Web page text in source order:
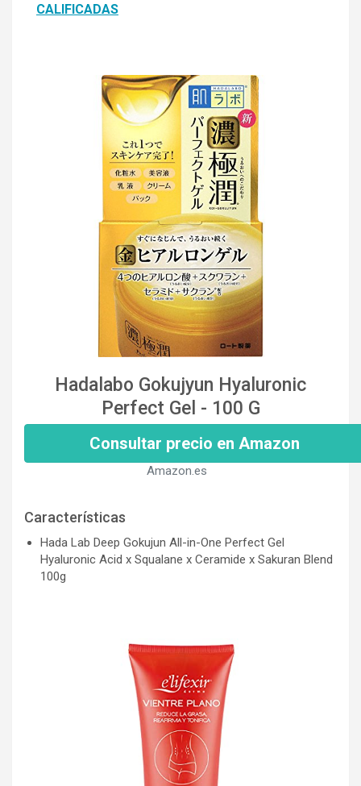
CALIFICADAS
Hadalabo Gokujyun Hyaluronic
Perfect Gel - 100 G
Consultar precio en Amazon
Amazon.es
Características
Hada Lab Deep Gokujun All-in-One Perfect Gel
Hyaluronic Acid x Squalane x Ceramide x Sakuran Blend
100g